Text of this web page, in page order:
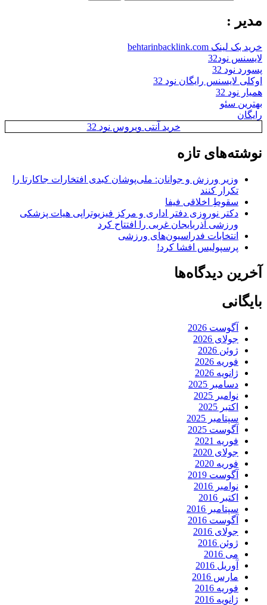
مدیر :
خرید بک لینک behtarinbacklink.com
لایسنس نود32
پسورد نود 32
اوکلی لایسنس رایگان نود 32
همیار نود 32
بهترین سئو
رایگان
خرید آنتی ویروس نود 32
نوشته‌های تازه
وزیر ورزش و جوانان: ملی‌پوشان کبدی افتخارات جاکارتا را
تکرار کنند
سقوطِ اخلاقی فیفا
دکتر نوروزی دفتر اداری و مرکز فیزیوتراپی هیات پزشکی
ورزشی آذربایجان غربی را افتتاح کرد
انتخابات فدراسیون‌های ورزشی
پرسپولیس افشا کرد!
آخرین دیدگاه‌ها
بایگانی
آگوست 2026
جولای 2026
ژوئن 2026
فوریه 2026
ژانویه 2026
دسامبر 2025
نوامبر 2025
اکتبر 2025
سپتامبر 2025
آگوست 2025
فوریه 2021
جولای 2020
فوریه 2020
آگوست 2019
نوامبر 2016
اکتبر 2016
سپتامبر 2016
آگوست 2016
جولای 2016
ژوئن 2016
می 2016
آوریل 2016
مارس 2016
فوریه 2016
ژانویه 2016